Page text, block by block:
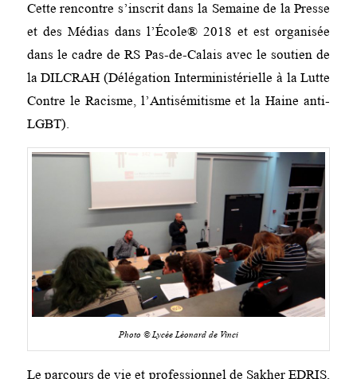
Cette rencontre s’inscrit dans la Semaine de la Presse
et des Médias dans l’École® 2018 et est organisée
dans le cadre de RS Pas-de-Calais avec le soutien de
la DILCRAH (Délégation Interministérielle à la Lutte
Contre le Racisme, l’Antisémitisme et la Haine anti-
LGBT).
Photo © Lycée Léonard de Vinci
Le parcours de vie et professionnel de Sakher EDRIS,